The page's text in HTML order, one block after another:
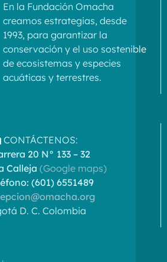
En la Fundación Omacha
creamos estrategias, desde
1993, para garantizar la
conservación y el uso sostenible
de ecosistemas y especies
acuáticas y terrestres.
CONTÁCTENOS:
20 N° 133 – 32
Calleja (Google maps)
(601) 6551489
D. C. Colombia